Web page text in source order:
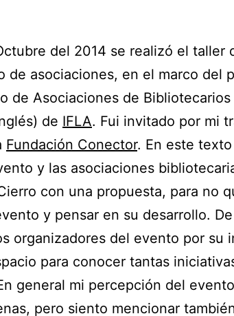
del 2014 se realizó el taller
de asociaciones, en el marco del
de Asociaciones de Bibliotecarios
de IFLA. Fui invitado por mi
Fundación Conector. En este
y las asociaciones
con una propuesta, para no
y pensar en su desarrollo.
organizadores del evento por su
para conocer tantas
general mi percepción del
pero siento mencionar